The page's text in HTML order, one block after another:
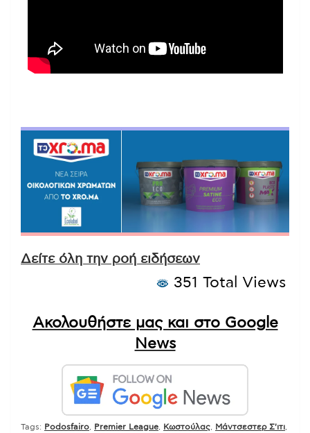
Δείτε όλη την ροή ειδήσεων
351 Total Views
Ακολουθήστε μας και στο Google
News
Tags: Podosfairo Premier League Κωστούλας Μάντσεστερ Σ'ιτι